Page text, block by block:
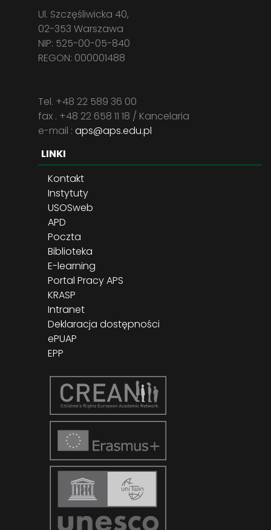
Ul. Szczęśliwicka 40,
02-353 Warszawa
NIP: 525-00-05-840
REGON: 000001488
Tel. +48 22 589 36 00
fax . +48 22 658 11 18 / Kancelaria
e-mail : aps@aps.edu.pl
LINKI
Kontakt
Instytuty
USOSweb
APD
Poczta
Biblioteka
E-learning
Portal Pracy APS
KRASP
Intranet
Deklaracja dostępności
ePUAP
EPP